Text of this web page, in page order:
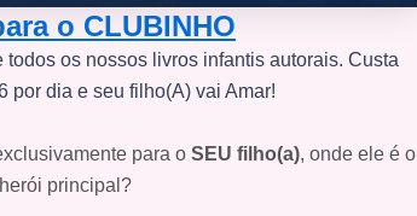
o CLUBINHO
os nossos livros infantis autorais. Custa
por dia e seu filho(A) vai Amar!
para o SEU filho(a), onde ele é o
herói principal?